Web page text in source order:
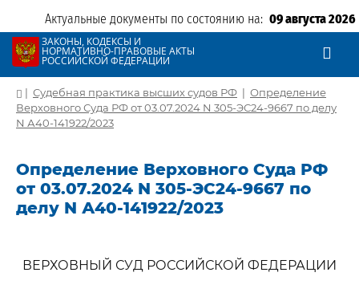
Актуальные документы по состоянию на: 09 августа 2026
ЗАКОНЫ, КОДЕКСЫ И
НОРМАТИВНО-ПРАВОВЫЕ АКТЫ
РОССИЙСКОЙ ФЕДЕРАЦИИ
| Судебная практика высших судов РФ | Определение
Верховного Суда РФ от 03.07.2024 N 305-ЭС24-9667 по делу
N А40-141922/2023
Определение Верховного Суда РФ
от 03.07.2024 N 305-ЭС24-9667 по
делу N А40-141922/2023
ВЕРХОВНЫЙ СУД РОССИЙСКОЙ ФЕДЕРАЦИИ